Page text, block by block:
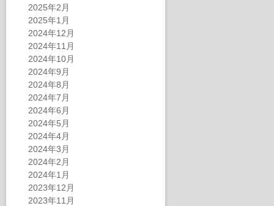
2025年2月
2025年1月
2024年12月
2024年11月
2024年10月
2024年9月
2024年8月
2024年7月
2024年6月
2024年5月
2024年4月
2024年3月
2024年2月
2024年1月
2023年12月
2023年11月